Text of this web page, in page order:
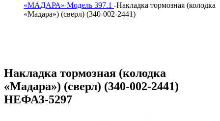
«МАДАРА» Модель 397.1
Накладка тормозная (колодка
«Мадара») (сверл) (340-002-2441)
Накладка тормозная (колодка
«Мадара») (сверл) (340-002-2441)
НЕФАЗ-5297